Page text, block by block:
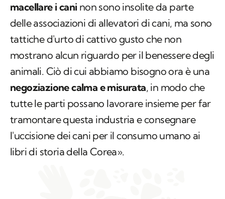
macellare i cani non sono insolite da parte
delle associazioni di allevatori di cani, ma sono
tattiche d'urto di cattivo gusto che non
mostrano alcun riguardo per il benessere degli
animali. Ciò di cui abbiamo bisogno ora è una
negoziazione calma e misurata, in modo che
tutte le parti possano lavorare insieme per far
tramontare questa industria e consegnare
l'uccisione dei cani per il consumo umano ai
libri di storia della Corea».